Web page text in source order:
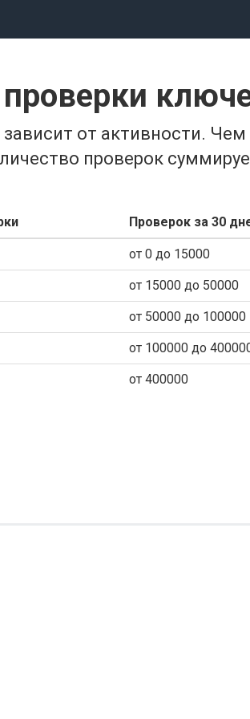
от активности.
проверок
Проверок за 30
от 0 до 15000
от 15000 до 50000
от 50000 до 100000
от 100000 до
от 400000